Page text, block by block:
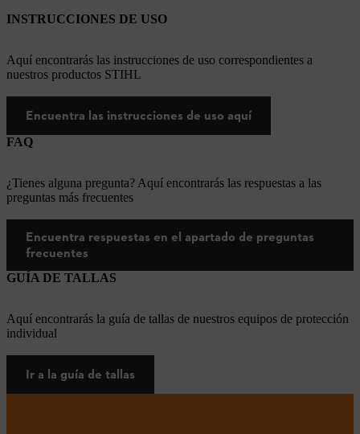
INSTRUCCIONES DE USO
Aquí encontrarás las instrucciones de uso correspondientes a
nuestros productos STIHL
Encuentra las instrucciones de uso aquí
FAQ
¿Tienes alguna pregunta? Aquí encontrarás las respuestas a las
preguntas más frecuentes
Encuentra respuestas en el apartado de preguntas
frecuentes
GUÍA DE TALLAS
Aquí encontrarás la guía de tallas de nuestros equipos de protección
individual
Ir a la guía de tallas